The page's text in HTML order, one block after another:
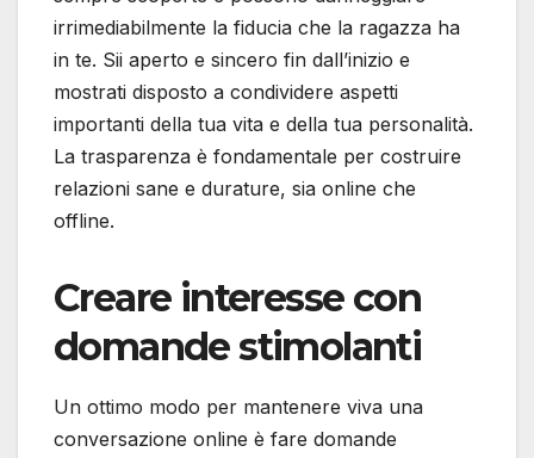
irrimediabilmente la fiducia che la ragazza ha
in te. Sii aperto e sincero fin dall’inizio e
mostrati disposto a condividere aspetti
importanti della tua vita e della tua personalità.
La trasparenza è fondamentale per costruire
relazioni sane e durature, sia online che
offline.
Creare interesse con
domande stimolanti
Un ottimo modo per mantenere viva una
conversazione online è fare domande